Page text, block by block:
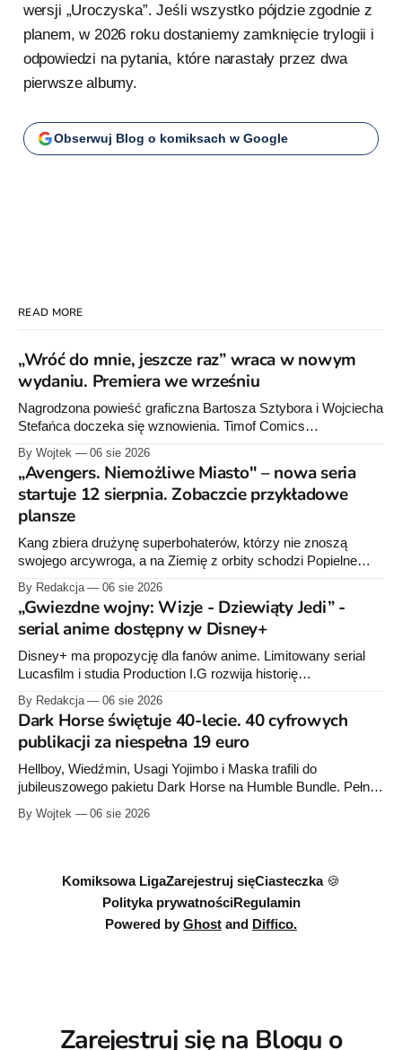
wersji „Uroczyska”. Jeśli wszystko pójdzie zgodnie z
planem, w 2026 roku dostaniemy zamknięcie trylogii i
odpowiedzi na pytania, które narastały przez dwa
pierwsze albumy.
Obserwuj Blog o komiksach w Google
READ MORE
„Wróć do mnie, jeszcze raz” wraca w nowym
wydaniu. Premiera we wrześniu
Nagrodzona powieść graficzna Bartosza Sztybora i Wojciecha
Stefańca doczeka się wznowienia. Timof Comics
raz”, którego pierwsze wydanie ukazało się w 2015 roku.
By Wojtek 06 sie 2026
„Avengers. Niemożliwe Miasto" – nowa seria
startuje 12 sierpnia. Zobaczcie przykładowe
plansze
Kang zbiera drużynę superbohaterów, którzy nie znoszą
swojego arcywroga, a na Ziemię z orbity schodzi Popielne
serii Avengers autorstwa Jeda MacKaya trafia do sklepów 12
sierpnia. Rzućcie okiem na przykładowe plansze.
By Redakcja 06 sie 2026
„Gwiezdne wojny: Wizje - Dziewiąty Jedi” -
serial anime dostępny w Disney+
Disney+ ma propozycję dla fanów anime. Limitowany serial
Lucasfilm i studia Production I.G rozwija historię
oraz „Dziewiąty Jedi: Dziecko nadziei" z serii „Gwiezdne
wojny: Wizje”. Wszystkie osiem odcinków jest już dostępnych
w Disney+.
By Redakcja 06 sie 2026
Dark Horse świętuje 40-lecie. 40 cyfrowych
publikacji za niespełna 19 euro
Hellboy, Wiedźmin, Usagi Yojimbo i Maska trafili do
jubileuszowego pakietu Dark Horse na Humble Bundle. Pełny
euro. Oferta kończy się 13 sierpnia.
By Wojtek 06 sie 2026
Komiksowa LigaZarejestruj sięCiasteczka 🍪
Polityka prywatnościRegulamin
Powered by Ghost and Diffico.
Zarejestruj się na Blogu o